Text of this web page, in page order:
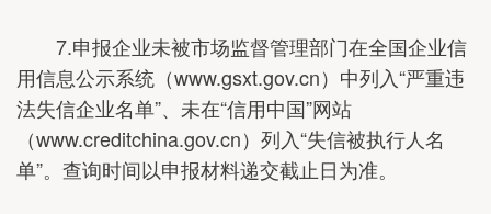
7.申报企业未被市场监督管理部门在全国企业信
用信息公示系统（www.gsxt.gov.cn）中列入“严重违
法失信企业名单”、未在“信用中国”网站
（www.creditchina.gov.cn）列入“失信被执行人名
单”。查询时间以申报材料递交截止日为准。